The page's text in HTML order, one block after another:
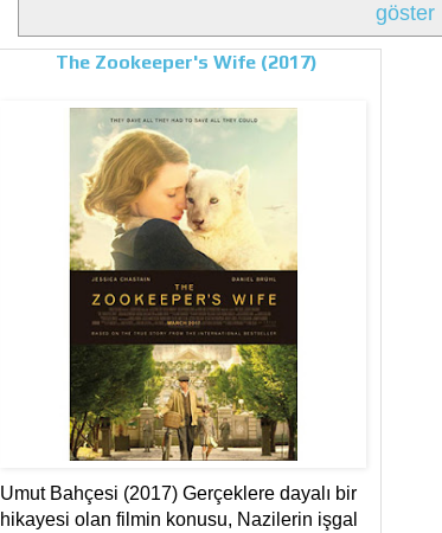
göster
The Zookeeper's Wife (2017)
Umut Bahçesi (2017) Gerçeklere dayalı bir
hikayesi olan filmin konusu, Nazilerin işgal